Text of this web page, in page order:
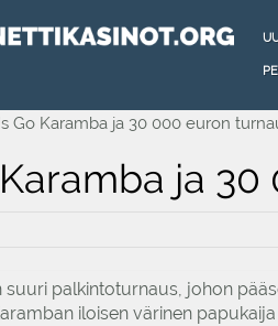
Go Karamba ja 30 000 euron
Karamba ja
suuri palkintoturnaus, johon
iloisen värinen